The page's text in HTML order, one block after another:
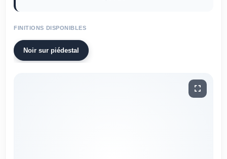
FINITIONS DISPONIBLES
Noir sur piédestal